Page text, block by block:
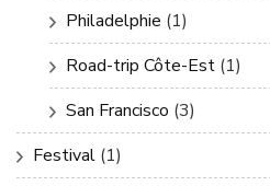
Philadelphie (1)
Road-trip Côte-Est (1)
San Francisco (3)
Festival (1)